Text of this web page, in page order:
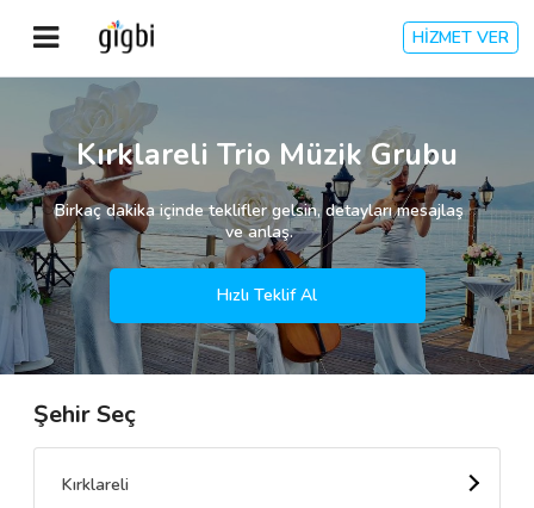
HİZMET VER
Anasayfa
Giriş Yap
Kayıt Ol
Kategoriler
🎈 Biz Kimiz?
Kırklareli Trio Müzik Grubu
Birkaç dakika içinde teklifler gelsin, detayları mesajlaş
ve anlaş.
Hızlı Teklif Al
Şehir Seç
Kırklareli